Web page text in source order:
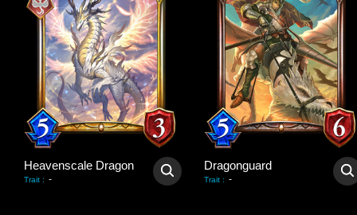
Heavenscale Dragon
Trait : -
Dragonguard
Trait : -